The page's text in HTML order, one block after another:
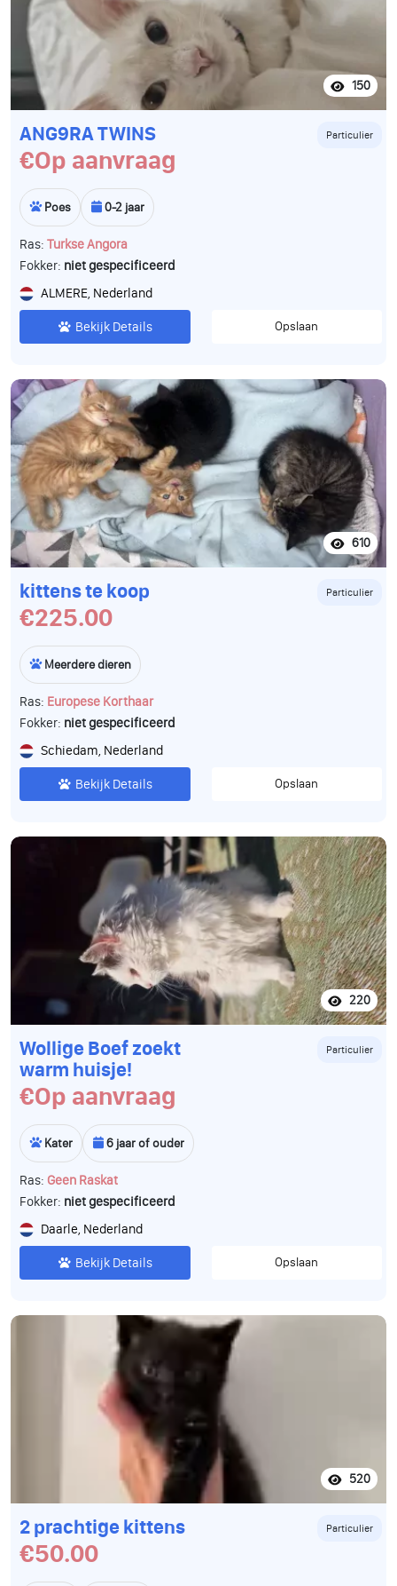
150
ANG9RA TWINS Particulier
€Op aanvraag
Poes 0-2 jaar
Ras: Turkse Angora
Fokker: niet gespecificeerd
ALMERE, Nederland
Bekijk Details Opslaan
610
kittens te koop Particulier
€225.00
Meerdere dieren
Ras: Europese Korthaar
Fokker: niet gespecificeerd
Schiedam, Nederland
Bekijk Details Opslaan
220
Wollige Boef zoekt
warm huisje!
Particulier
€Op aanvraag
Kater 6 jaar of ouder
Ras: Geen Raskat
Fokker: niet gespecificeerd
Daarle, Nederland
Bekijk Details Opslaan
520
2 prachtige kittens Particulier
€50.00